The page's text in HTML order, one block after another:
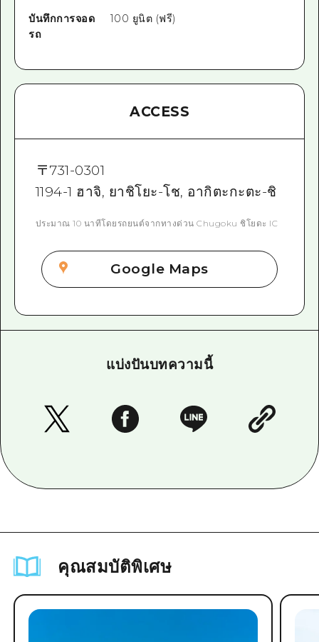
บันทึกการจอด
รถ
100 ยูนิต (ฟรี)
ACCESS
〒731-0301
1194-1 ฮาจิ, ยาชิโยะ-โช, อากิตะกะตะ-ชิ
ประมาณ 10 นาทีโดยรถยนต์จากทางด่วน Chugoku ชิโยดะ IC
Google Maps
แบ่งปันบทความนี้
คุณสมบัติพิเศษ